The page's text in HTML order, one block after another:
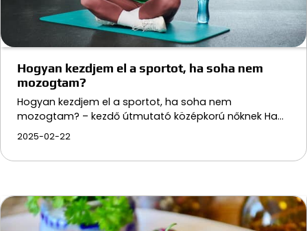
Hogyan kezdjem el a sportot, ha soha nem
mozogtam?
Hogyan kezdjem el a sportot, ha soha nem
mozogtam? – kezdő útmutató középkorú nőknek Ha…
2025-02-22